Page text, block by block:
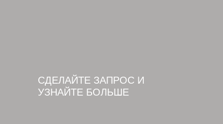
СДЕЛАЙТЕ ЗАПРОС И
УЗНАЙТЕ БОЛЬШЕ